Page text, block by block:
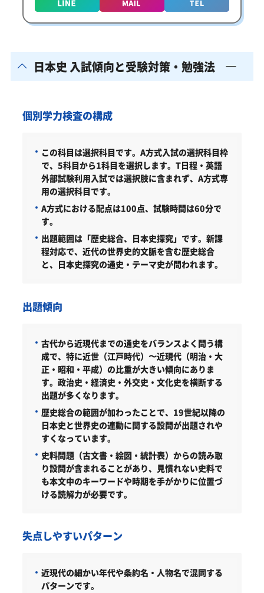
日本史 入試傾向と受験対策・勉強法
個別学力検査の構成
この科目は選択科目です。A方式入試の選択科目枠
で、5科目から1科目を選択します。T日程・英語
外部試験利用入試では選択肢に含まれず、A方式専
用の選択科目です。
A方式における配点は100点、試験時間は60分で
す。
出題範囲は「歴史総合、日本史探究」です。新課
程対応で、近代の世界史的文脈を含む歴史総合
と、日本史探究の通史・テーマ史が問われます。
出題傾向
古代から近現代までの通史をバランスよく問う構
成で、特に近世（江戸時代）〜近現代（明治・大
正・昭和・平成）の比重が大きい傾向にありま
す。政治史・経済史・外交史・文化史を横断する
出題が多くなります。
歴史総合の範囲が加わったことで、19世紀以降の
日本史と世界史の連動に関する設問が出題されや
すくなっています。
史料問題（古文書・絵図・統計表）からの読み取
り設問が含まれることがあり、見慣れない史料で
も本文中のキーワードや時期を手がかりに位置づ
ける読解力が必要です。
失点しやすいパターン
近現代の細かい年代や条約名・人物名で混同する
パターンです。